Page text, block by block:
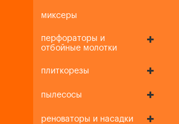
миксеры
перфораторы и
отбойные молотки
плиткорезы
пылесосы
реноваторы и насадки